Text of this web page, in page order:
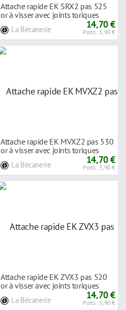
Attache rapide EK SRX2 pas 525
or à visser avec joints toriques
La Bécanerie 14,70 €
Ports : 5,90 €
Attache rapide EK MVXZ2 pas 530
or à visser avec joints toriques
La Bécanerie 14,70 €
Ports : 5,90 €
Attache rapide EK ZVX3 pas 520
or à visser avec joints toriques
La Bécanerie 14,70 €
Ports : 5,90 €